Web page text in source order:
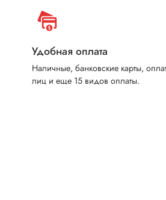
Удобная оплата
Наличные, банковские карты,
лиц и еще 15 видов оплаты.